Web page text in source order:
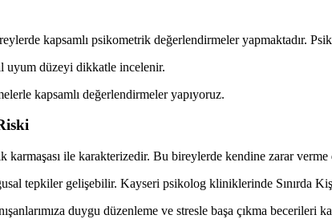
kapsamlı psikometrik değerlendirmeler yapmaktadır.
uyum düzeyi dikkatle incelenir.
kapsamlı değerlendirmeler yapıyoruz.
ile karakterizedir. Bu bireylerde kendine zarar
tepkiler gelişebilir. Kayseri psikolog kliniklerinde Sınırda
duygu düzenleme ve stresle başa çıkma becerileri